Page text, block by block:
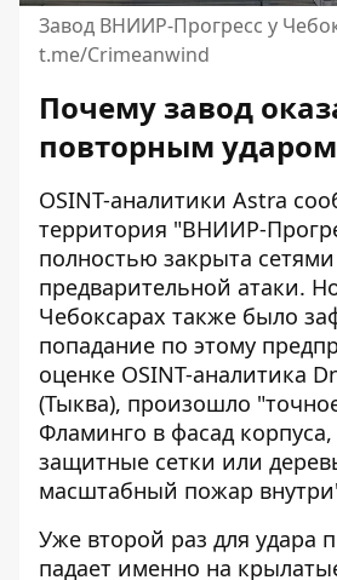
Завод ВНИИР-Прогресс у
t.me/Crimeanwind
Почему завод
повторным ударом
OSINT-аналитики Astra
территория "ВНИИР-
полностью закрыта
предварительной атаки.
Чебоксарах также было
попадание по этому
оценке OSINT-аналитика
(Тыква), произошло
Фламинго в фасад
защитные сетки или
масштабный пожар
Уже второй раз для удара
падает именно на